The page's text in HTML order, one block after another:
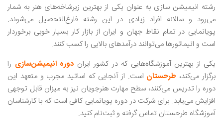
رشته انیمیشن سازی به عنوان یکی از بهترین زیرشاخه‌های هنر به شمار
می‌رود و سالانه افراد زیادی در این رشته فارغ‌التحصیل می‌شوند.
پویانمایی در تمام نقاط جهان و ایران از بازار کار بسیار خوبی برخوردار
است و انیماتورها می‌توانند درآمدهای بالایی را کسب کنند.
یکی از بهترین آموزشگاه‌هایی که در کشور ایران دوره انیمیشن‌سازی را
برگزار می‌کند، طرحستان است. از آنجایی که اساتید مجرب و متعهد این
دوره را تدریس می‌کنند، سطح مهارت هنرجویان نیز به میزان قابل توجهی
افزایش می‌یابد. برای شرکت در دوره پویانمایی کافی است که با کارشناسان
آموزشگاه طرحستان تماس گرفته و ثبت‌نام کنید.